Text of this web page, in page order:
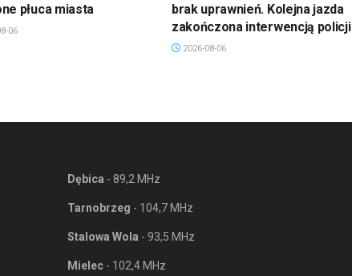
płuca miasta
06
brak uprawnień. Kolejna jazda
zakończona interwencją policji
2026-08-06
Dębica - 89,2 MHz
Tarnobrzeg - 104,7 MHz
Stalowa Wola - 93,5 MHz
Mielec - 102,4 MHz